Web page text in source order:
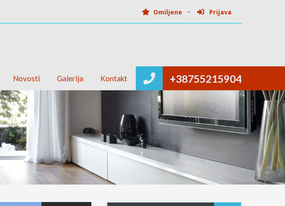
Omiljene Prijava
+38755215904
Novosti Galerija Kontakt